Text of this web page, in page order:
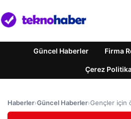
Güncel Haberler Firma
Çerez
Haberler›Güncel Haberler›Gençler için